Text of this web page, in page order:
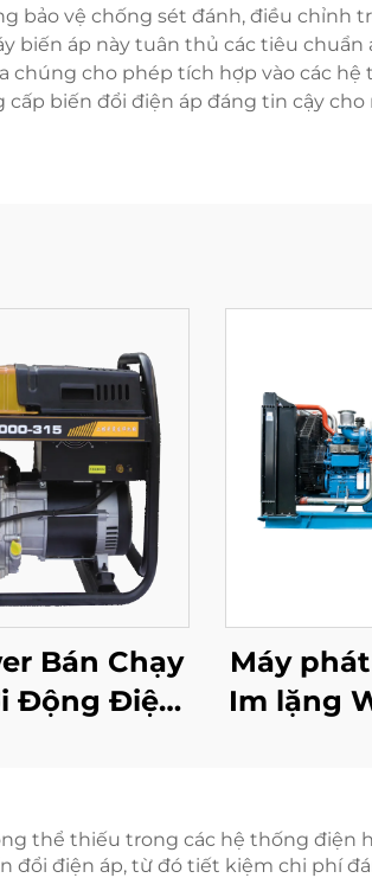
bảo vệ chống sét đánh, điều chỉnh
biến áp này tuân thủ các tiêu chuẩn
chúng cho phép tích hợp vào các
biến đổi điện áp đáng tin cậy cho
Bán Chạy
Động Điện
Máy
Im lặng
phát
thể thiếu trong các hệ thống điện
đổi điện áp, từ đó tiết kiệm chi phí